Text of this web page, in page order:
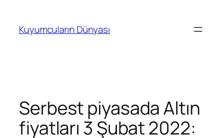
Kuyumcuların Dünyası
Serbest piyasada Altın
fiyatları 3 Şubat 2022: